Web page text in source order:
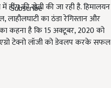
Subscribe
हींग की खेती की जा रही है. हिमालयन
का ठंडा रेगिस्तान और
कहना है कि 15 अक्टूबर, 2020 को
एग्रो टेक्नो लॉजी को डेवलप करके सफल